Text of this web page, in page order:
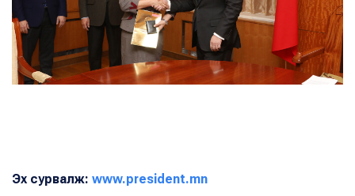
Эх сурвалж: www.president.mn